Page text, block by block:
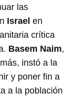
las
Israel en
crítica
Basem Naim,
instó a la
y poner fin a
a la población